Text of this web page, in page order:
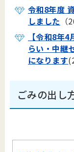
令和8年度
しました （
【令和8年
らい・中継
になります
ごみの出し